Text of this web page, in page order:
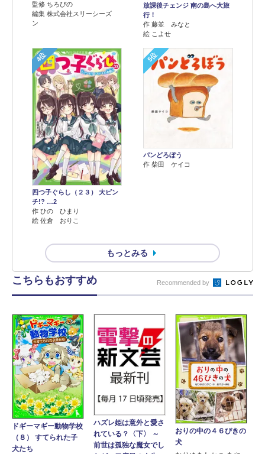
監修 ちろぴの
編集 株式会社スリーシーズ
ン
放課後チェンジ 南の島へ大旅
行！
作 藤並 みなと
絵 こよせ
4位
四つ子ぐらし（２３） 大ピン
チ!? …2
作 ひの ひまり
絵 佐倉 おりこ
5位
パンどろぼう
作 柴田 ケイコ
もっとみる
こちらもおすすめ Recommended by
ドギーマギー動物学校
（８） すてられた子
犬たち
ハズレ姫は意外と愛さ
れている？〈下〉 ～
前世は孤独な魔女でし
おりの中の４６ぴきの
犬